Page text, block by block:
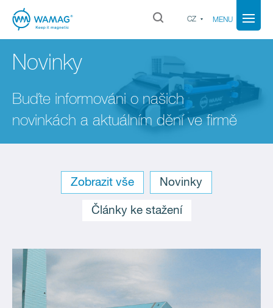
CZ MENU
Novinky
Buďte informováni o našich
novinkách a aktuálním dění ve firmě
Zobrazit vše Novinky
Články ke stažení